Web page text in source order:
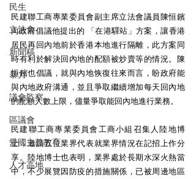
民生
立法會
新聞稿
暴力
議會監察
區議會
愛國主義教育
人才高地
民建聯工商專業委員會副主席立法會議員陳恒鑌
向政府倡議他提出的 「在港驛站」方案，讓香港
居民再回內地前於香港本地進行隔離，此方案同
時有利於解決回內地的配額被炒賣等的情況。陳
恒鑌也倡議，就與內地恢復往來而言，盼政府能
與內地政府溝通，並且爭取繼續增加每天回內地
的配額人數上限，儘量爭取能回內地進行業務。
民建聯工商專業委員會工商小組召集人陸地博
士，邀請五位業界代表就業界情況在記招上作分
享。陸地博士也表明，業界處於長期水深火熱當
中，不少展覽因防疫的措施關係，已被周邊地區